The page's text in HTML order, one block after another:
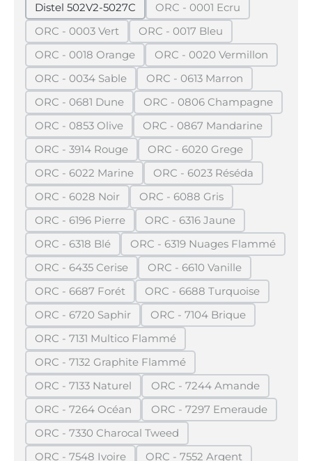
Distel 502V2-5027C ORC - 0001 Ecru
(Diese Option ist zurzeit
ORC - 0003 Vert
(Diese Option ist zurzeit nicht verfügbar.)
ORC - 0017 Bleu
(Diese Option ist zurzeit
ORC - 0018 Orange
(Diese Option ist zurzeit nicht verfügbar.)
ORC - 0020 Vermillon
(Diese Option ist
ORC - 0034 Sable
(Diese Option ist zurzeit nicht verfügbar.)
ORC - 0613 Marron
(Diese Option ist zurzeit
ORC - 0681 Dune
(Diese Option ist zurzeit nicht verfügbar.)
ORC - 0806 Champagne
(Diese Option ist
ORC - 0853 Olive
(Diese Option ist zurzeit nicht verfügbar.)
ORC - 0867 Mandarine
(Diese Option ist
ORC - 3914 Rouge
(Diese Option ist zurzeit nicht verfügbar.)
ORC - 6020 Grege
(Diese Option ist zurzeit
ORC - 6022 Marine
(Diese Option ist zurzeit nicht verfügbar.)
ORC - 6023 Réséda
(Diese Option ist
ORC - 6028 Noir
(Diese Option ist zurzeit nicht verfügbar.)
ORC - 6088 Gris
(Diese Option ist zurzeit
ORC - 6196 Pierre
(Diese Option ist zurzeit nicht verfügbar.)
ORC - 6316 Jaune
(Diese Option ist zurzeit
ORC - 6318 Blé
(Diese Option ist zurzeit nicht verfügbar.)
ORC - 6319 Nuages Flammé
(Diese Option ist
ORC - 6435 Cerise
(Diese Option ist zurzeit nicht verfügbar.)
ORC - 6610 Vanille
(Diese Option ist zurzeit
ORC - 6687 Forét
(Diese Option ist zurzeit nicht verfügbar.)
ORC - 6688 Turquoise
(Diese Option ist
ORC - 6720 Saphir
(Diese Option ist zurzeit nicht verfügbar.)
ORC - 7104 Brique
(Diese Option ist zurzeit
ORC - 7131 Multico Flammé
(Diese Option ist zurzeit nicht verfügbar.)
ORC - 7132 Graphite Flammé
(Diese Option ist zurzeit nicht verfügbar.)
ORC - 7133 Naturel
(Diese Option ist zurzeit nicht verfügbar.)
ORC - 7244 Amande
(Diese Option ist
ORC - 7264 Océan
(Diese Option ist zurzeit nicht verfügbar.)
ORC - 7297 Emeraude
(Diese Option ist
ORC - 7330 Charocal Tweed
(Diese Option ist zurzeit nicht verfügbar.)
ORC - 7548 Ivoire ORC - 7552 Argent